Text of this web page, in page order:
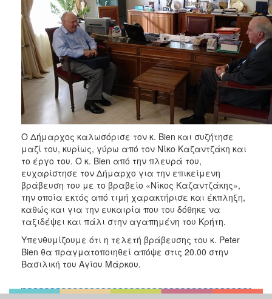
Ο Δήμαρχος καλωσόρισε τον κ. Bien και συζήτησε
μαζί του, κυρίως, γύρω από τον Νίκο Καζαντζάκη και
το έργο του. Ο κ. Bien από την πλευρά του,
ευχαρίστησε τον Δήμαρχο για την επικείμενη
βράβευση του με το βραβείο «Νίκος Καζαντζάκης»,
την οποία εκτός από τιμή χαρακτήρισε και έκπληξη,
καθώς και για την ευκαιρία που του δόθηκε να
ταξιδέψει και πάλι στην αγαπημένη του Κρήτη.
Υπενθυμίζουμε ότι η τελετή βράβευσης του κ. Peter
Bien θα πραγματοποιηθεί απόψε στις 20.00 στην
Βασιλική του Αγίου Μάρκου.